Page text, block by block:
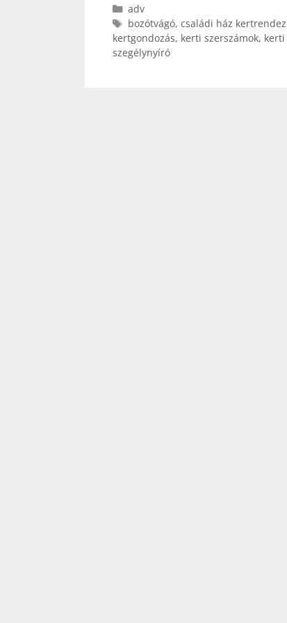
Kategória
adv
Címkék
bozótvágó, családi ház
kertgondozás, kerti szerszámok, kerti
szegélynyíró